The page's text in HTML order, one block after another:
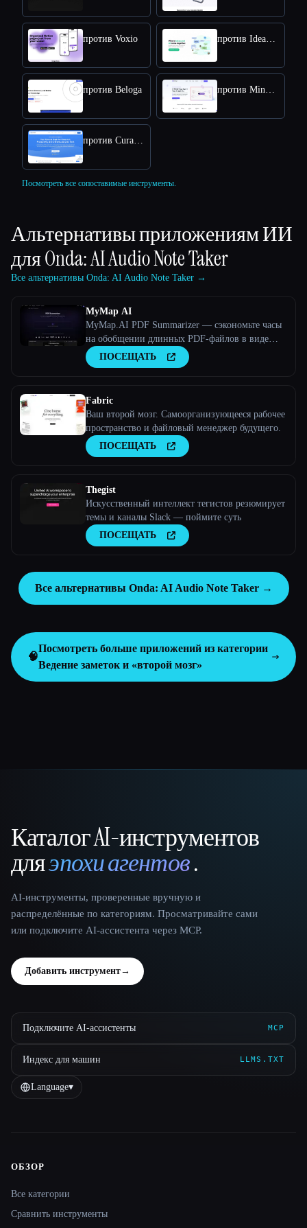
против Voxio против Ideamap
против Beloga против MindMap Ai
против Curateit
Посмотреть все сопоставимые инструменты.
Альтернативы приложениям ИИ
дляOnda: AI Audio Note Taker
Все альтернативы Onda: AI Audio Note Taker →
MyMap AI
MyMap.AI PDF Summarizer — сэкономьте часы
на обобщении длинных PDF-файлов в виде
ментальной карты, PPT или контура с помощью
искусственного интеллекта.
ПОСЕЩАТЬ
Fabric
Ваш второй мозг. Самоорганизующееся рабочее
пространство и файловый менеджер будущего.
ПОСЕЩАТЬ
Thegist
Искусственный интеллект тегистов резюмирует
темы и каналы Slack — поймите суть
ПОСЕЩАТЬ
Все альтернативы Onda: AI Audio Note Taker →
🧠
Посмотреть больше приложений из категории
Ведение заметок и «второй мозг»
That AI Collection
Каталог AI-инструментов
дляэпохи агентов.
AI-инструменты, проверенные вручную и
распределённые по категориям. Просматривайте сами
или подключите AI-ассистента через MCP.
Добавить инструмент→
Подключите AI-ассистенты MCP
Индекс для машин LLMS.TXT
Language▾
Site navigation
ОБЗОР
Все категории
Сравнить инструменты